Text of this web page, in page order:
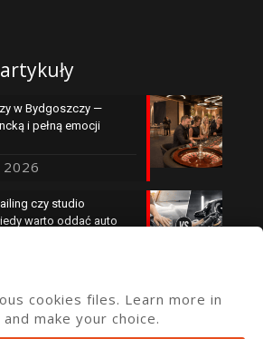
w Bydgoszczy —
i pełną emocji
czy studio
warto oddać auto
cookies files. Learn more in
and make your choice.